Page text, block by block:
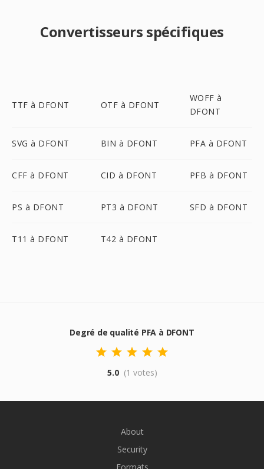
Convertisseurs spécifiques
TTF à DFONT OTF à DFONT
WOFF à
DFONT
SVG à DFONT BIN à DFONT PFA à DFONT
CFF à DFONT CID à DFONT PFB à DFONT
PS à DFONT PT3 à DFONT SFD à DFONT
T11 à DFONT T42 à DFONT
Degré de qualité PFA à DFONT
5.0 (1 votes)
About
Security